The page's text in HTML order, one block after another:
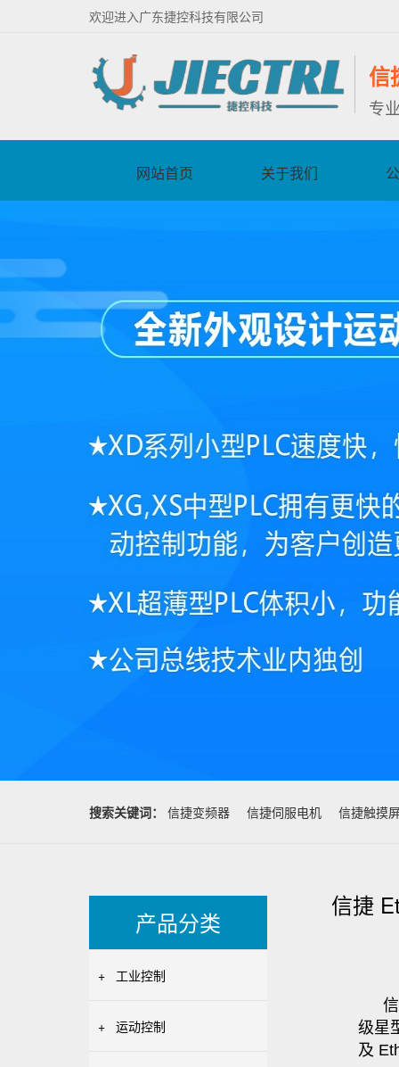
欢迎进入广东捷控科技有限公司
信
专
网站首页 关于我们
搜索关键词： 信捷变频器 信捷伺服电机 信捷触摸
产品分类
+ 工业控制
+ 运动控制
信捷
级星
及